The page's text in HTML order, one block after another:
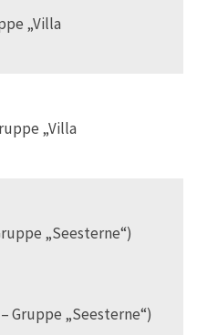
„Villa
„Villa
„Seesterne“)
Gruppe „Seesterne“)